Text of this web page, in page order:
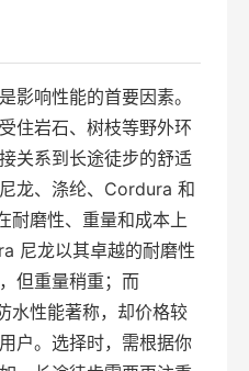
影响性能的首要因素。
住岩石、树枝等野外环
关系到长途徒步的舒适
龙、涤纶、Cordura 和
耐磨性、重量和成本上
尼龙以其卓越的耐磨性
但重量稍重；而
水性能著称，却价格较
户。选择时，需根据你